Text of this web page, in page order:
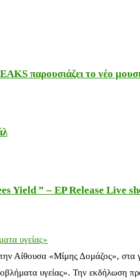
παρουσιάζει το νέο
Yield ” – EP Release Live
υγείας»
στην Αίθουσα «Μίμης Δομάζος»,
υγείας». Την εκδήλωση